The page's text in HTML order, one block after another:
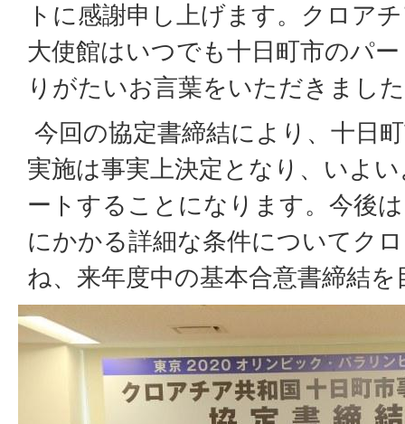
トに感謝申し上げます。クロア
大使館はいつでも十日町市のパ
りがたいお言葉をいただきまし
今回の協定書締結により、十日
実施は事実上決定となり、いよ
ートすることになります。今後
にかかる詳細な条件についてク
ね、来年度中の基本合意書締結